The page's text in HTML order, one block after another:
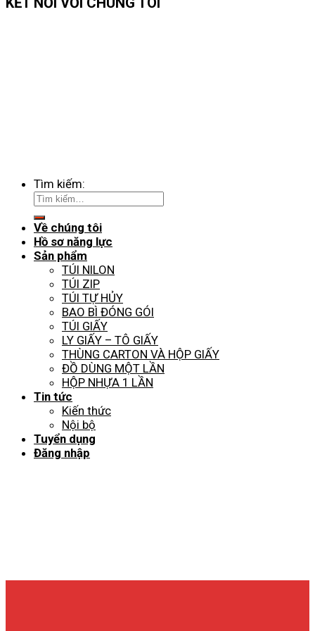
Tìm kiếm:
Về chúng tôi
Hồ sơ năng lực
Sản phẩm
TÚI NILON
TÚI ZIP
TÚI TỰ HỦY
BAO BÌ ĐÓNG GÓI
TÚI GIẤY
LY GIẤY – TÔ GIẤY
THÙNG CARTON VÀ HỘP GIẤY
ĐỒ DÙNG MỘT LẦN
HỘP NHỰA 1 LẦN
Tin tức
Kiến thức
Nội bộ
Tuyển dụng
Đăng nhập